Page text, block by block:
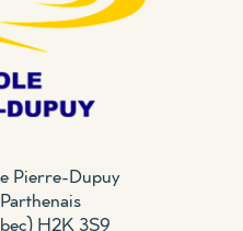
Pierre-Dupuy
H2K 3S9